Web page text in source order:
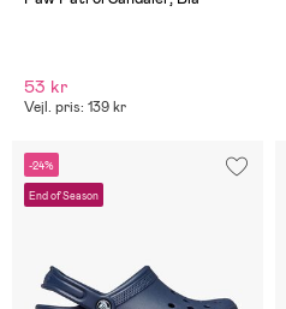
53 kr
Vejl. pris: 139 kr
-24%
End of Season